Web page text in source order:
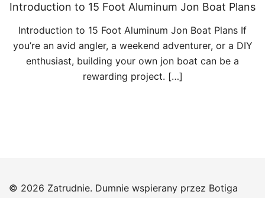
Introduction to 15 Foot Aluminum Jon Boat Plans
Introduction to 15 Foot Aluminum Jon Boat Plans If
you’re an avid angler, a weekend adventurer, or a DIY
enthusiast, building your own jon boat can be a
rewarding project. […]
© 2026 Zatrudnie. Dumnie wspierany przez Botiga